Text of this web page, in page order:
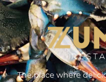
The place where